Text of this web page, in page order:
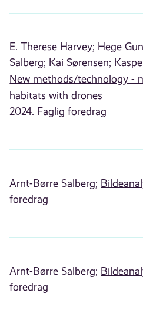
E. Therese Harvey; Hege
Salberg; Kai Sørensen;
New methods/technology -
habitats with drones
2024. Faglig foredrag
Arnt-Børre Salberg;
foredrag
Arnt-Børre Salberg;
foredrag